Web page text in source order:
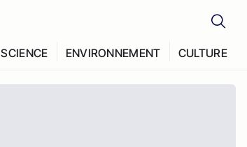
SCIENCE ENVIRONNEMENT CULTURE